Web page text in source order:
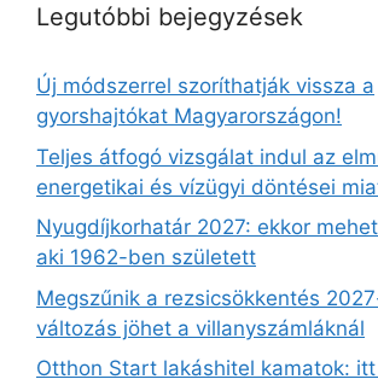
Legutóbbi bejegyzések
Új módszerrel szoríthatják vissza a
gyorshajtókat Magyarországon!
Teljes átfogó vizsgálat indul az
energetikai és vízügyi döntései
Nyugdíjkorhatár 2027: ekkor
aki 1962-ben született
Megszűnik a rezsicsökkentés
változás jöhet a villanyszámláknál
Otthon Start lakáshitel kamatok: